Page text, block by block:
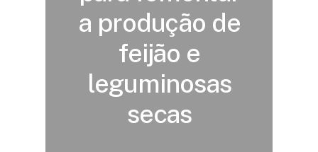
a produção de
feijão e
leguminosas
secas